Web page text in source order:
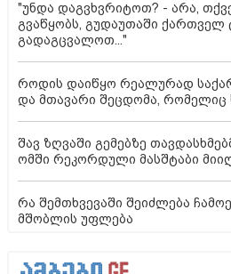
"უნდა დაგვხვრიტოთ? - არა,
გვაწყობს, გუდაუთაში ქართველ
გადაგცვალოთ..."
როდის დაიწყო რეალურად
და მთავარი შეცდომა, რომელიც
შავ ზღვაში გემებზე
ომში რეკორდული მასშტაბი
რა შემთხვევაში შეიძლება
მშობლის უფლება